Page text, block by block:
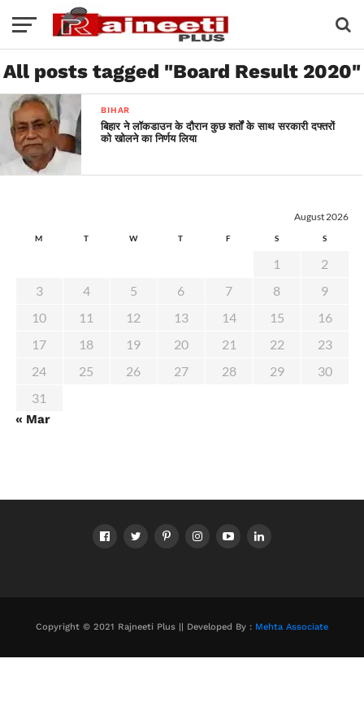
All posts tagged "Board Result 2020"
BIHAR
बिहार ने लॉकडाउन के दौरान कुछ शर्तों के साथ सरकारी दफ्तरों
को खोलने का निर्णय लिया
August 2026
M T W T F S S
1
2
3
4 5 6 7 8
9
10
11 12 13 14 15
16
17
18 19 20 21 22
23
24
25 26 27 28 29
30
31
« Mar
Copyright © 2021 Rajneeti Plus || Developed By : Mehta Associate